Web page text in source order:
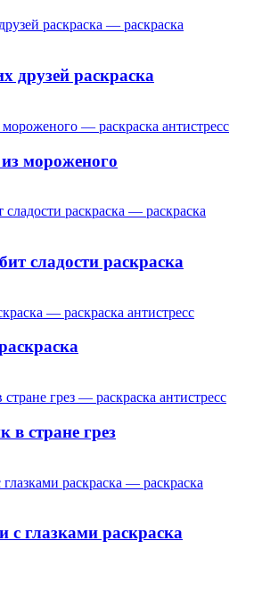
друзей раскраска
мороженого
сладости раскраска
в стране грез
глазками раскраска